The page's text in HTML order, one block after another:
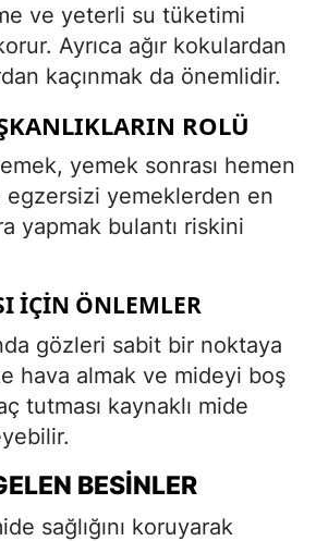
ve yeterli su tüketimi
Ayrıca ağır kokulardan
kaçınmak da önemlidir.
ROLÜ
yemek sonrası hemen
egzersizi yemeklerden en
yapmak bulantı riskini
İÇIN ÖNLEMLER
gözleri sabit bir noktaya
hava almak ve mideyi boş
tutması kaynaklı mide
BESINLER
sağlığını koruyarak